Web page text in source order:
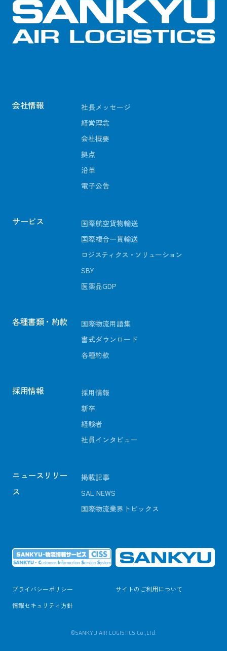
会社情報
社長メッセージ
経営理念
会社概要
拠点
沿革
電子公告
サービス
国際航空貨物輸送
国際複合一貫輸送
ロジスティクス・ソリューション
SBY
医薬品GDP
各種書類・約款
国際物流用語集
書式ダウンロード
各種約款
採用情報
採用情報
新卒
経験者
社員インタビュー
ニュースリリー
ス
掲載記事
SAL NEWS
国際物流業界トピックス
プライバシーポリシー
サイトのご利用について
情報セキュリティ方針
©SANKYU AIR LOGISTICS Co.,Ltd.